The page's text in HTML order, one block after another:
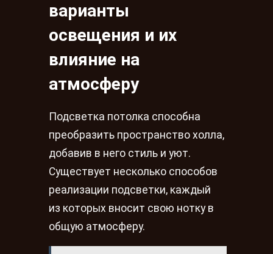
варианты
освещения и их
влияние на
атмосферу
Подсветка потолка способна
преобразить пространство холла,
добавив в него стиль и уют.
Существует несколько способов
реализации подсветки, каждый
из которых вносит свою нотку в
общую атмосферу.